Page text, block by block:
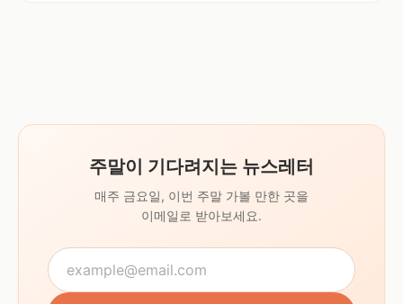
주말이 기다려지는 뉴스레터
매주 금요일, 이번 주말 가볼 만한 곳을
이메일로 받아보세요.